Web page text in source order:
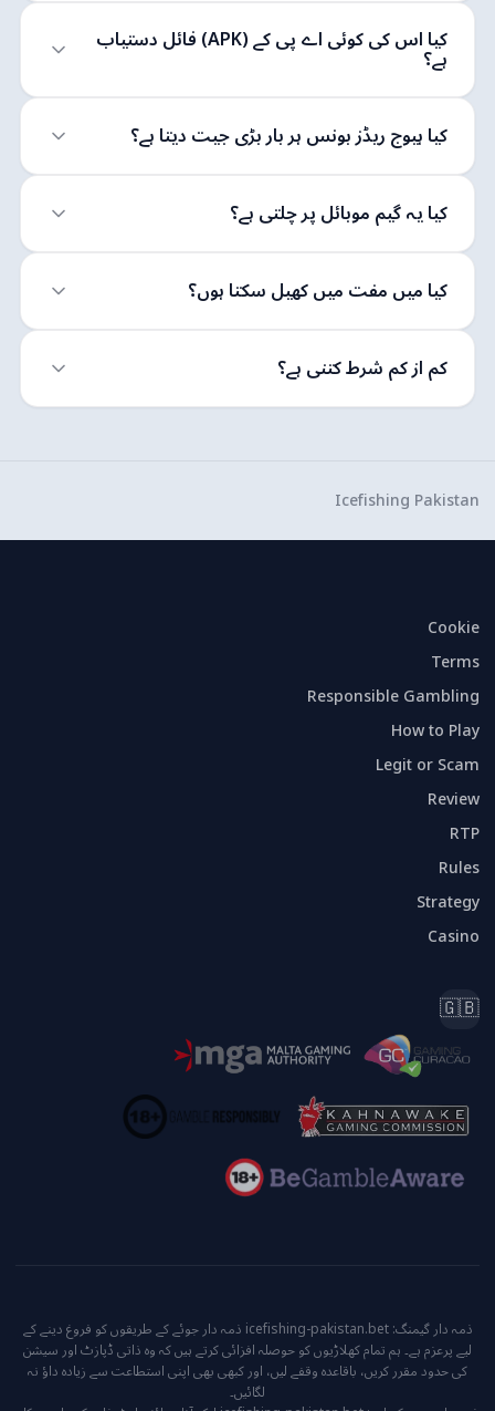
کیا اس کی کوئی اے پی کے (APK) فائل دستیاب
ہے؟
کیا ہیوج ریڈز بونس ہر بار بڑی جیت دیتا ہے؟
کیا یہ گیم موبائل پر چلتی ہے؟
کیا میں مفت میں کھیل سکتا ہوں؟
کم از کم شرط کتنی ہے؟
Icefishing Pakistan
Cookie
Terms
Responsible Gambling
How to Play
Legit or Scam
Review
RTP
Rules
Strategy
Casino
🇬🇧
ذمہ دار گیمنگ: icefishing-pakistan.bet ذمہ دار جوئے کے طریقوں کو فروغ دینے کے
لیے پرعزم ہے۔ ہم تمام کھلاڑیوں کو حوصلہ افزائی کرتے ہیں کہ وہ ذاتی ڈپازٹ اور سیشن
کی حدود مقرر کریں، باقاعدہ وقفے لیں، اور کبھی بھی اپنی استطاعت سے زیادہ داؤ نہ
لگائیں۔